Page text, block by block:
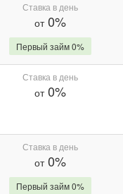
Ставка в день
от0%
Первый займ 0%
Ставка в день
от0%
Ставка в день
от0%
Первый займ 0%